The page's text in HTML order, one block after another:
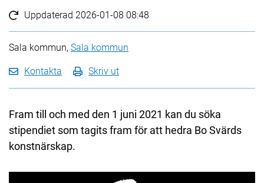
Uppdaterad 2026-01-08 08:48
Sala kommun, Sala kommun
Kontakta Skriv ut
Fram till och med den 1 juni 2021 kan du söka
stipendiet som tagits fram för att hedra Bo Svärds
konstnärskap.